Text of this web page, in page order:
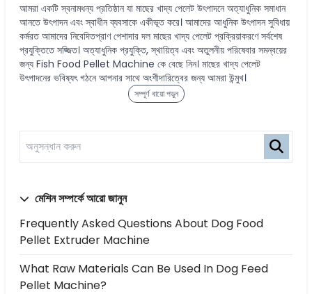
আমরা একটি স্বনামধন্য প্রতিষ্ঠান যা মাছের খাদ্য পেলেট উৎপাদনে অত্যাধুনিক সমাধান
আনতে উৎপাদন এবং স্বাধীন ব্যবসাকে একীভূত করে। আমাদের আধুনিক উৎপাদন সুবিধায়
কর্মরত আমাদের নিবেদিতপ্রাণ পেশাদার দল মাছের খাদ্য পেলেট প্রক্রিয়াকরণে সর্বশেষ
প্রযুক্তিতে সজ্জিত। অত্যাধুনিক প্রযুক্তি, স্থায়িত্ব এবং অতুলনীয় পরিষেবার সমন্বয়ের
জন্য Fish Food Pellet Machine কে বেছে নিন। মাছের খাদ্য পেলেট
উৎপাদনের ভবিষ্যৎ গঠনে আপনার সাথে অংশীদারিত্বের জন্য আমরা উন্মুখ।
সম্পূর্ণ বায়ো পড়ুন
মেশিন সম্পর্কে আরো জানুন
Frequently Asked Questions About Dog Food
Pellet Extruder Machine
What Raw Materials Can Be Used In Dog Feed
Pellet Machine?